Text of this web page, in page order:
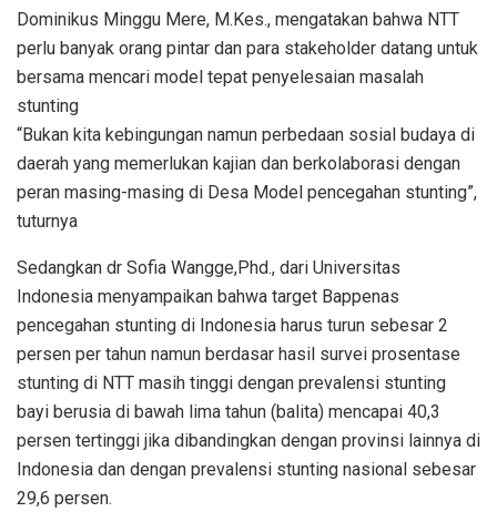
Dominikus Minggu Mere, M.Kes., mengatakan bahwa NTT
perlu banyak orang pintar dan para stakeholder datang untuk
bersama mencari model tepat penyelesaian masalah
stunting
“Bukan kita kebingungan namun perbedaan sosial budaya di
daerah yang memerlukan kajian dan berkolaborasi dengan
peran masing-masing di Desa Model pencegahan stunting”,
tuturnya
Sedangkan dr Sofia Wangge,Phd., dari Universitas
Indonesia menyampaikan bahwa target Bappenas
pencegahan stunting di Indonesia harus turun sebesar 2
persen per tahun namun berdasar hasil survei prosentase
stunting di NTT masih tinggi dengan prevalensi stunting
bayi berusia di bawah lima tahun (balita) mencapai 40,3
persen tertinggi jika dibandingkan dengan provinsi lainnya di
Indonesia dan dengan prevalensi stunting nasional sebesar
29,6 persen.